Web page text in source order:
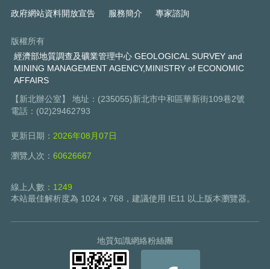
政府網站資料開放宣告 服務簡介 專家諮詢
版權所有
經濟部地質調查及礦業管理中心 GEOLOGICAL SURVEY and
MINING MANAGEMENT AGENCY,MINISTRY of ECONOMIC
AFFAIRS
【新北辦公室】 地址：(235055)新北市中和區華新街109巷2號
電話：(02)29462793
更新日期： 2026年08月07日
瀏覽人次： 60626667
線上人數： 1249
本站最佳解析度為 1024 x 768，建議使用 IE11 以上版本瀏覽器。
地質知識網絡粉絲團